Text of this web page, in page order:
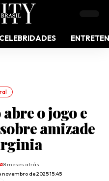
CELEBRIDADES
o jogo e
amizade
de 2025 15:45
8 meses atrás